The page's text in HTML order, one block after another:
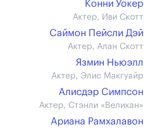
Конни Уокер
Актер, Иви Скотт
Саймон Пейсли Дэй
Актер, Алан Скотт
Язмин Ньюэлл
Актер, Элис Макгуайр
Алисдэр Симпсон
Актер, Стэнли «Великан»
Ариана Рамхалавон